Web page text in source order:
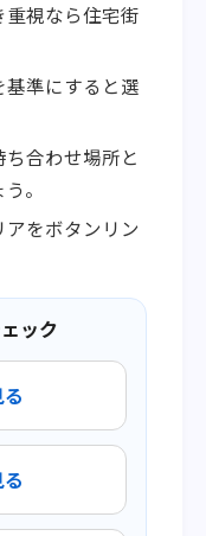
視なら住宅街
準にすると選
合わせ場所と
。
をボタンリン
ック